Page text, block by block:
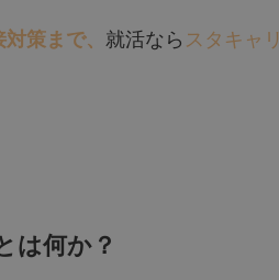
策まで、 就活なら スタキャリ
は何か？